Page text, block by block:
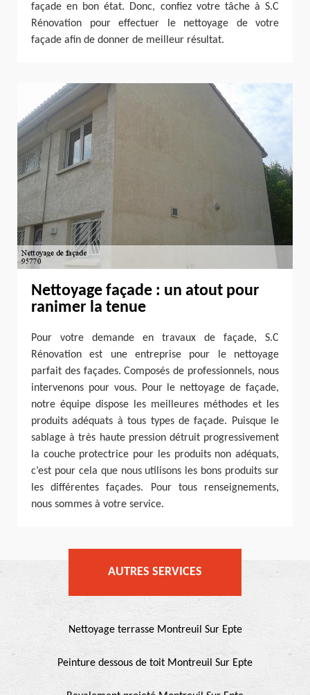
façade en bon état. Donc, confiez votre tâche à S.C
Rénovation pour effectuer le nettoyage de votre
façade afin de donner de meilleur résultat.
Nettoyage façade : un atout pour
ranimer la tenue
Pour votre demande en travaux de façade, S.C
Rénovation est une entreprise pour le nettoyage
parfait des façades. Composés de professionnels, nous
intervenons pour vous. Pour le nettoyage de façade,
notre équipe dispose les meilleures méthodes et les
produits adéquats à tous types de façade. Puisque le
sablage à très haute pression détruit progressivement
la couche protectrice pour les produits non adéquats,
c’est pour cela que nous utilisons les bons produits sur
les différentes façades. Pour tous renseignements,
nous sommes à votre service.
AUTRES SERVICES
Nettoyage terrasse Montreuil Sur Epte
Peinture dessous de toit Montreuil Sur Epte